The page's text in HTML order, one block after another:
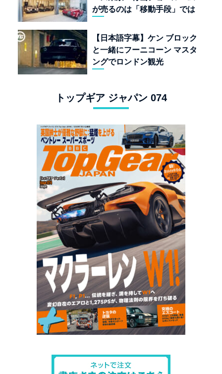
が売るのは「移動手段」では
【日本語字幕】ケン ブロック
と一緒にフーニコーン マスタ
ングでロンドン観光
トップギア ジャパン 074